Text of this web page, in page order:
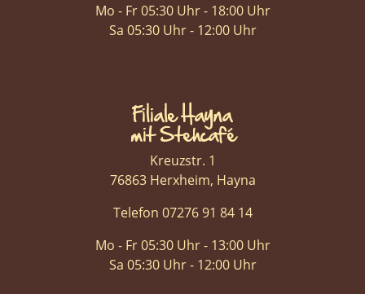
Mo - Fr 05:30 Uhr - 18:00 Uhr
Sa 05:30 Uhr - 12:00 Uhr
Filiale Hayna
mit Stehcafé
Kreuzstr. 1
76863 Herxheim, Hayna
Telefon 07276 91 84 14
Mo - Fr 05:30 Uhr - 13:00 Uhr
Sa 05:30 Uhr - 12:00 Uhr